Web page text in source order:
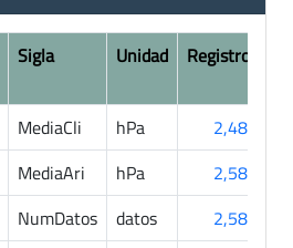
Sigla Unidad Registros
MediaCli hPa
2,482
MediaAri hPa
2,587
NumDatos datos
2,587